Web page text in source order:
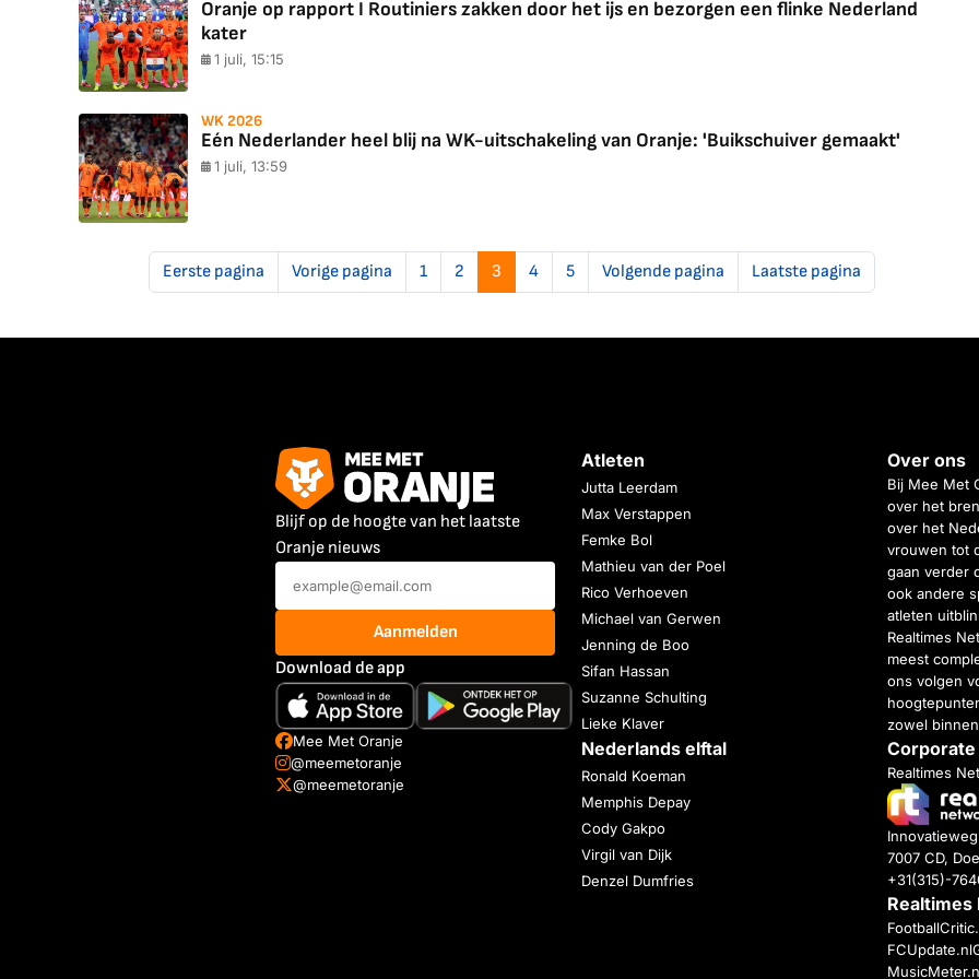
Oranje op rapport I Routiniers zakken door het ijs en bezorgen een flinke Nederland
kater
1 juli, 15:15
WK 2026
Eén Nederlander heel blij na WK-uitschakeling van Oranje: 'Buikschuiver gemaakt'
1 juli, 13:59
Eerste pagina Vorige pagina 1 2 3 4 5 Volgende pagina Laatste pagina
Blijf op de hoogte van het laatste
Oranje nieuws
Aanmelden
Download de app
Mee Met Oranje
@meemetoranje
@meemetoranje
Atleten
Jutta Leerdam
Max Verstappen
Femke Bol
Mathieu van der Poel
Rico Verhoeven
Michael van Gerwen
Jenning de Boo
Sifan Hassan
Suzanne Schulting
Lieke Klaver
Nederlands elftal
Ronald Koeman
Memphis Depay
Cody Gakpo
Virgil van Dijk
Denzel Dumfries
Over ons
Bij Mee Met
over het
over het
vrouwen tot
gaan verder
ook andere
atleten
Realtimes
meest
ons volgen
zowel
Corporate
Realtimes
7007 CD,
+31(315)-
FCUpdate.nl